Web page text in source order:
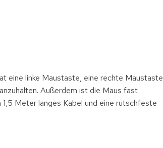
eine linke Maustaste, eine rechte Maustaste
Außerdem ist die Maus fast
Meter langes Kabel und eine rutschfeste